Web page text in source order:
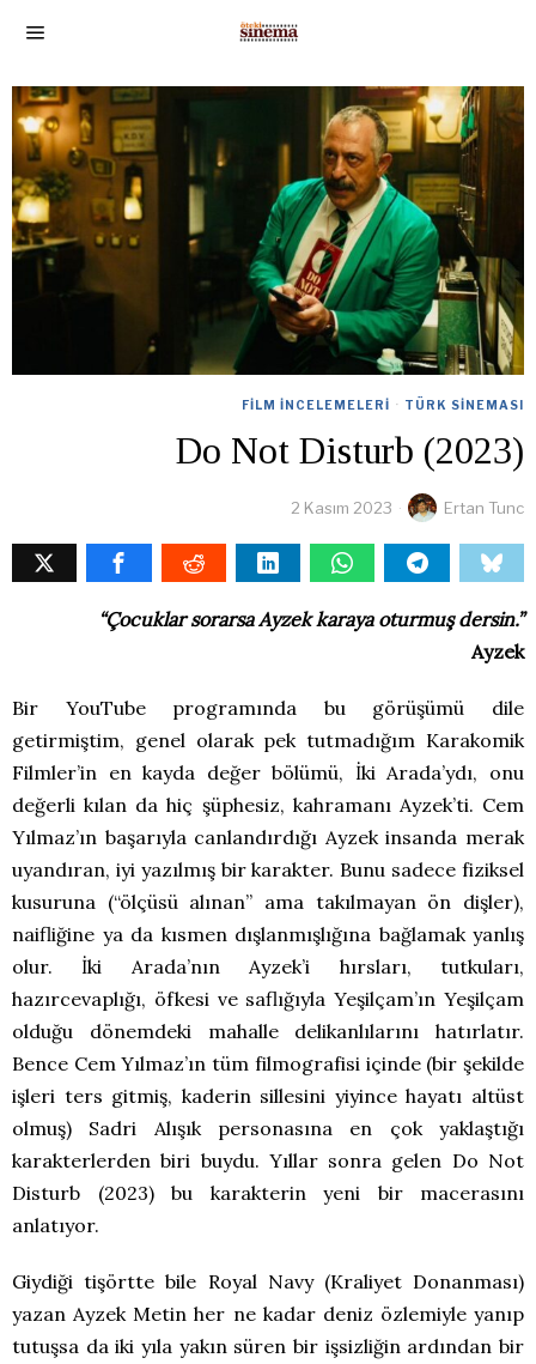
FILM İNCELEMELERI · TÜRK SINEMASI
Do Not Disturb (2023)
2 Kasım 2023 Ertan Tunc
“Çocuklar sorarsa Ayzek karaya oturmuş dersin.”
Ayzek
Bir YouTube programında bu görüşümü dile
getirmiştim, genel olarak pek tutmadığım Karakomik
Filmler’in en kayda değer bölümü, İki Arada’ydı, onu
değerli kılan da hiç şüphesiz, kahramanı Ayzek’ti. Cem
Yılmaz’ın başarıyla canlandırdığı Ayzek insanda merak
uyandıran, iyi yazılmış bir karakter. Bunu sadece fiziksel
kusuruna (“ölçüsü alınan” ama takılmayan ön dişler),
naifliğine ya da kısmen dışlanmışlığına bağlamak yanlış
olur. İki Arada’nın Ayzek’i hırsları, tutkuları,
hazırcevaplığı, öfkesi ve saflığıyla Yeşilçam’ın Yeşilçam
olduğu dönemdeki mahalle delikanlılarını hatırlatır.
Bence Cem Yılmaz’ın tüm filmografisi içinde (bir şekilde
işleri ters gitmiş, kaderin sillesini yiyince hayatı altüst
olmuş) Sadri Alışık personasına en çok yaklaştığı
karakterlerden biri buydu. Yıllar sonra gelen Do Not
Disturb (2023) bu karakterin yeni bir macerasını
anlatıyor.
Giydiği tişörtte bile Royal Navy (Kraliyet Donanması)
yazan Ayzek Metin her ne kadar deniz özlemiyle yanıp
tutuşsa da iki yıla yakın süren bir işsizliğin ardından bir